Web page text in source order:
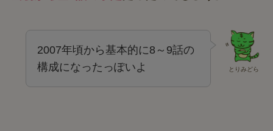
とりみどら
2007年頃から基本的に8～9話の
構成になったっぽいよ